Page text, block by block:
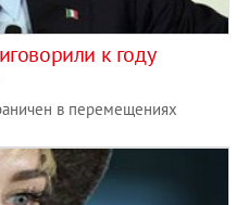
к году
в перемещениях